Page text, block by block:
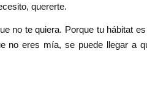
quererte.
no te quiera. Porque tu hábitat
no eres mía, se puede llegar a